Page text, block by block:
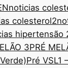
noticias
colesterol2
hipertensão
3PRÉ
Pré VSL1